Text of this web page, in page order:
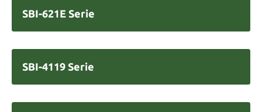
SBI-621E Serie
SBI-4119 Serie